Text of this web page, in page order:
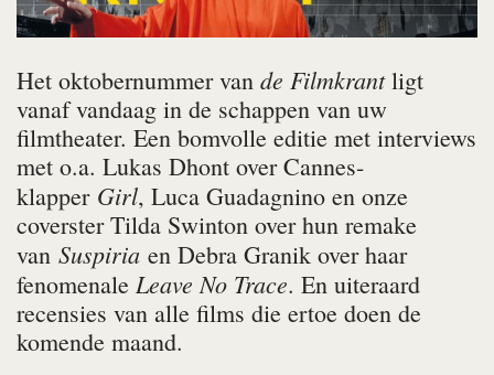
Het oktobernummer van de Filmkrantligt
vanaf vandaag in de schappen van uw
filmtheater. Een bomvolle editie met interviews
met o.a. Lukas Dhont over Cannes-
klapper Girl, Luca Guadagnino en onze
coverster Tilda Swinton over hun remake
van Suspiria en Debra Granik over haar
fenomenale Leave No Trace. En uiteraard
recensies van alle films die ertoe doen de
komende maand.